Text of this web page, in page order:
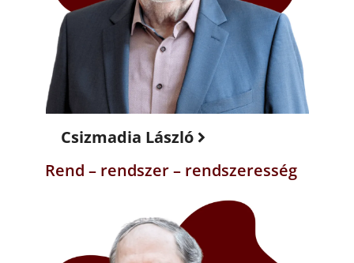
Csizmadia László
Rend – rendszer – rendszeresség